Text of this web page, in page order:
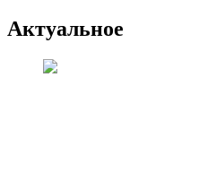
Актуальное